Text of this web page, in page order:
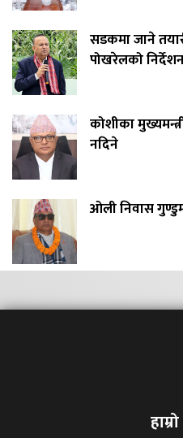
सडकमा जाने
पोखरेलको
कोशीका
नदिने
ओली निवास